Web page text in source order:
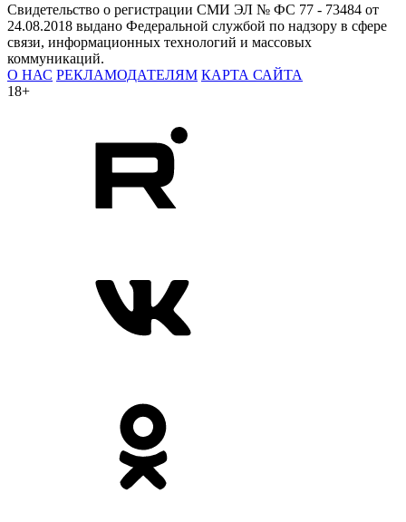
Свидетельство о регистрации СМИ ЭЛ № ФС 77 - 73484 от
24.08.2018 выдано Федеральной службой по надзору в сфере
связи, информационных технологий и массовых
коммуникаций.
О НАС РЕКЛАМОДАТЕЛЯМ КАРТА САЙТА
18+